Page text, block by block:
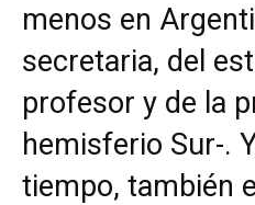
menos en
secretaria, del
profesor y de la
hemisferio Sur-.
tiempo, también